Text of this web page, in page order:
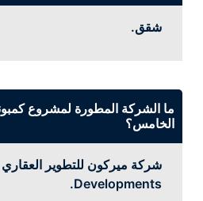
شقق.
ما الشركة المطورة لمشروع
الخامس؟
Developments.